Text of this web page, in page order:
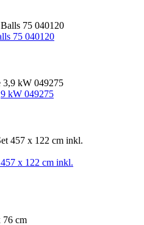
75 040120
kW 049275
x 122 cm inkl.